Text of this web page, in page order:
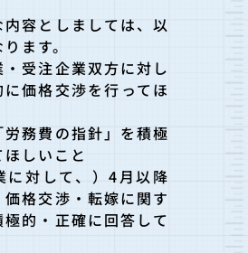
容としましては、以
ます。
受注企業双方に対し
価格交渉を行ってほ
務費の指針」を積極
しいこと
に対して、）4月以降
格交渉・転嫁に関す
的・正確に回答して